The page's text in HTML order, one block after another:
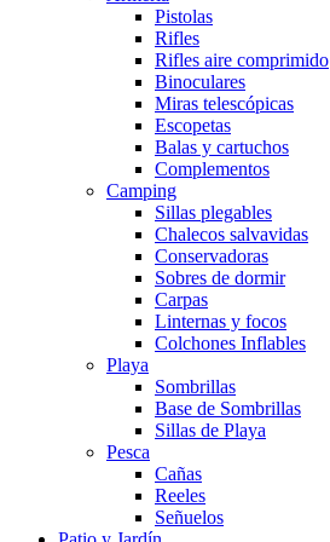
Pistolas
Rifles
Rifles aire comprimido
Binoculares
Miras telescópicas
Escopetas
Balas y cartuchos
Complementos
Camping
Sillas plegables
Chalecos salvavidas
Conservadoras
Sobres de dormir
Carpas
Linternas y focos
Colchones Inflables
Playa
Sombrillas
Base de Sombrillas
Sillas de Playa
Pesca
Cañas
Reeles
Señuelos